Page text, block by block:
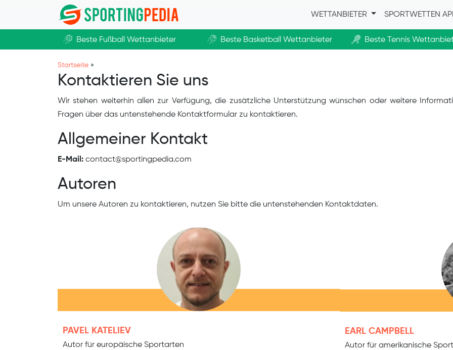
Zum Hauptinhalt springen
WETTANBIETER
SPORTWETTEN
Beste Fußball Wettanbieter Beste Basketball Wettanbieter Beste Tennis
Startseite »
Kontaktieren Sie uns
Wir stehen weiterhin allen zur Verfügung, die zusätzliche Unterstützung wünschen oder weitere
Fragen über das untenstehende Kontaktformular zu kontaktieren.
Allgemeiner Kontakt
E-Mail: contact@sportingpedia.com
Autoren
Um unsere Autoren zu kontaktieren, nutzen Sie bitte die untenstehenden Kontaktdaten.
PAVEL KATELIEV
Autor für europäische Sportarten
EARL CAMPBELL
Autor für amerikanische